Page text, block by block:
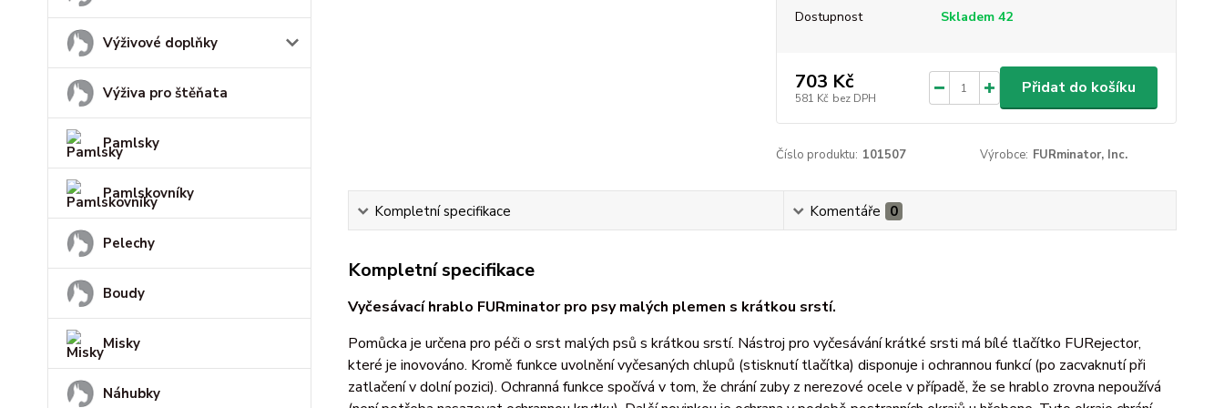
Výživové doplňky
Výživa pro štěňata
Pamlsky
Pamlskovníky
Pelechy
Boudy
Misky
Náhubky
Dostupnost Skladem 42
703 Kč
581 Kč bez DPH
Přidat do košíku
Číslo produktu: 101507 Výrobce: FURminator, Inc.
Kompletní specifikace Komentáře 0
Kompletní specifikace
Vyčesávací hrablo FURminator pro psy malých plemen s krátkou srstí.
Pomůcka je určena pro péči o srst malých psů s krátkou srstí. Nástroj pro vyčesávání krátké srsti má bílé tlačítko FURejector,
které je inovováno. Kromě funkce uvolnění vyčesaných chlupů (stisknutí tlačítka) disponuje i ochrannou funkcí (po zacvaknutí při
zatlačení v dolní pozici). Ochranná funkce spočívá v tom, že chrání zuby z nerezové ocele v případě, že se hrablo zrovna nepoužívá